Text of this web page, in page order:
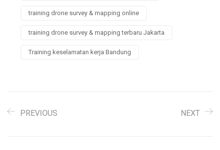
training drone survey & mapping online
training drone survey & mapping terbaru Jakarta
Training keselamatan kerja Bandung
PREVIOUS NEXT